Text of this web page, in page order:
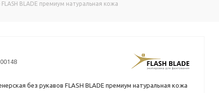
BLADE премиум натуральная кожа
без рукавов FLASH BLADE премиум натуральная кожа